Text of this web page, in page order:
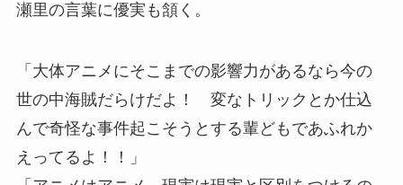
瀬里の言葉に優実も頷く。
「大体アニメにそこまでの影響力があるなら今の
世の中海賊だらけだよ！ 変なトリックとか仕込
んで奇怪な事件起こそうとする輩どもであふれか
えってるよ！！」